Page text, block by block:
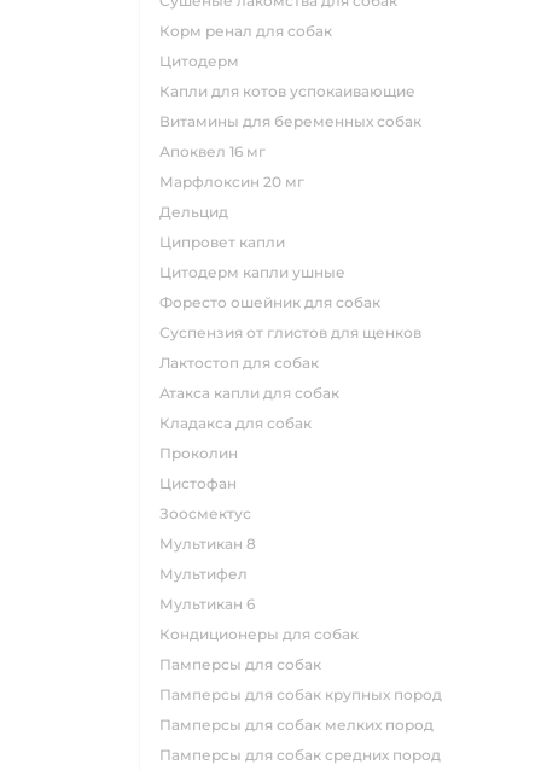
корм ренал для собак
цитодерм
капли для котов успокаивающие
витамины для беременных собак
апоквел 16 мг
марфлоксин 20 мг
дельцид
ципровет капли
цитодерм капли ушные
форесто ошейник для собак
суспензия от глистов для щенков
лактостоп для собак
атакса капли для собак
кладакса для собак
проколин
цистофан
зоосмектус
мультикан 8
мультифел
мультикан 6
кондиционеры для собак
памперсы для собак
памперсы для собак крупных пород
памперсы для собак мелких пород
памперсы для собак средних пород